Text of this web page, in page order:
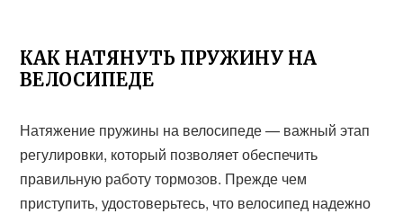
КАК НАТЯНУТЬ ПРУЖИНУ НА
ВЕЛОСИПЕДЕ
Натяжение пружины на велосипеде — важный этап
регулировки, который позволяет обеспечить
правильную работу тормозов. Прежде чем
приступить, удостоверьтесь, что велосипед надежно